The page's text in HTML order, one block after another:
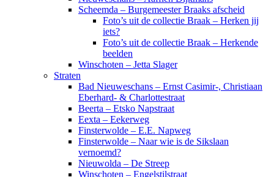
Scheemda – Burgemeester Braaks afscheid
Foto’s uit de collectie Braak – Herken jij
iets?
Foto’s uit de collectie Braak – Herkende
beelden
Winschoten – Jetta Slager
Straten
Bad Nieuweschans – Ernst Casimir-, Christiaan
Eberhard- & Charlottestraat
Beerta – Etsko Napstraat
Eexta – Eekerweg
Finsterwolde – E.E. Napweg
Finsterwolde – Naar wie is de Sikslaan
vernoemd?
Nieuwolda – De Streep
Winschoten – Engelstilstraat